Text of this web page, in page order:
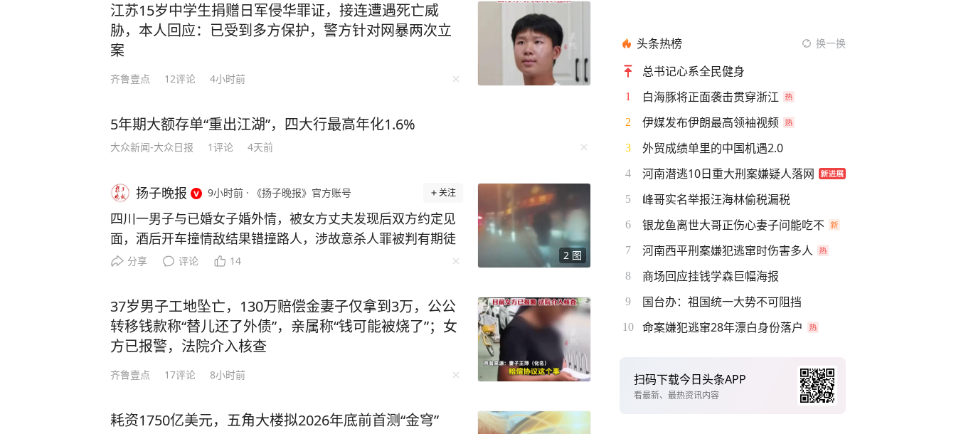
江苏15岁中学生捐赠日军侵华罪证，接连遭遇死亡威
胁，本人回应：已受到多方保护，警方针对网暴两次立
案
齐鲁壹点 12评论 4小时前
5年期大额存单“重出江湖”，四大行最高年化1.6%
大众新闻-大众日报 1评论 4天前
2 图
扬子晚报 9小时前 · 《扬子晚报》官方账号 关注
四川一男子与已婚女子婚外情，被女方丈夫发现后双方约定见
面，酒后开车撞情敌结果错撞路人，涉故意杀人罪被判有期徒
刑十三年 四川兴文县午夜时分曾发生一起车祸，一男子陈宇
名）主动向警方投案，说自己酒后“不知道怎么就撞到人了”。
然而，民警仔细查看现场监控发现，龚豪开车前把油门踩得轰
隆轰隆响，启动车辆后迅速提速，撞人前明显打了方向盘，绕
进去撞人后再绕出来，有很强的目的性。警方还在行车记录仪
中发现，事故发生前，龚豪曾与一人通话，双方约好在附近见
晚，钱云先与其丈夫雷谦（化名）参加亲戚聚会，饭后，她又
分享 评论 14
37岁男子工地坠亡，130万赔偿金妻子仅拿到3万，公公
转移钱款称“替儿还了外债”，亲属称“钱可能被烧了”；女
方已报警，法院介入核查
齐鲁壹点 17评论 8小时前
耗资1750亿美元，五角大楼拟2026年底前首测“金穹”
头条热榜 换一换
总书记心系全民健身
1 白海豚将正面袭击贯穿浙江
2 伊媒发布伊朗最高领袖视频
3 外贸成绩单里的中国机遇2.0
4 河南潜逃10日重大刑案嫌疑人落网
5 峰哥实名举报汪海林偷税漏税
6 银龙鱼离世大哥正伤心妻子问能吃不
7 河南西平刑案嫌犯逃窜时伤害多人
8 商场回应挂钱学森巨幅海报
9 国台办：祖国统一大势不可阻挡
10 命案嫌犯逃窜28年漂白身份落户
扫码下载今日头条APP
看最新、最热资讯内容